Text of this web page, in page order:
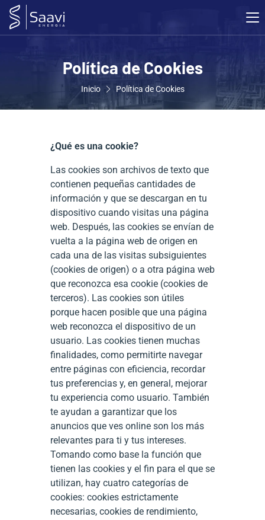
Política de Cookies
Inicio Política de Cookies
¿Qué es una cookie?
Las cookies son archivos de texto que
contienen pequeñas cantidades de
información y que se descargan en tu
dispositivo cuando visitas una página
web. Después, las cookies se envían de
vuelta a la página web de origen en
cada una de las visitas subsiguientes
(cookies de origen) o a otra página web
que reconozca esa cookie (cookies de
terceros). Las cookies son útiles
porque hacen posible que una página
web reconozca el dispositivo de un
usuario. Las cookies tienen muchas
finalidades, como permitirte navegar
entre páginas con eficiencia, recordar
tus preferencias y, en general, mejorar
tu experiencia como usuario. También
te ayudan a garantizar que los
anuncios que ves online son los más
relevantes para ti y tus intereses.
Tomando como base la función que
tienen las cookies y el fin para el que se
utilizan, hay cuatro categorías de
cookies: cookies estrictamente
necesarias, cookies de rendimiento,